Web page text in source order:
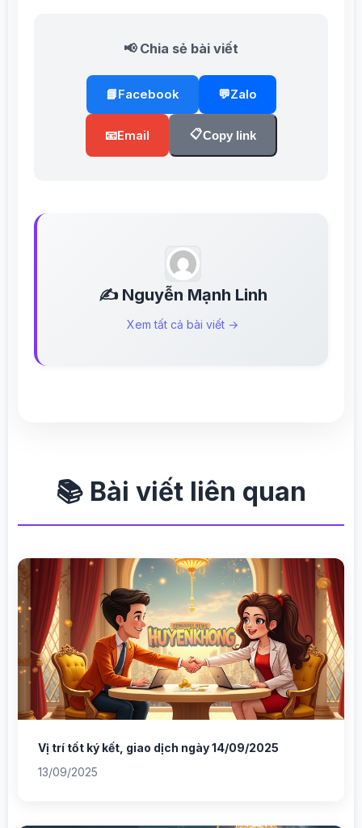
📢 Chia sẻ bài viết
📘Facebook 💬Zalo
📧Email 📋Copy link
✍️ Nguyễn Mạnh Linh
Xem tất cả bài viết →
📚 Bài viết liên quan
Vị trí tốt ký kết, giao dịch ngày 14/09/2025
13/09/2025